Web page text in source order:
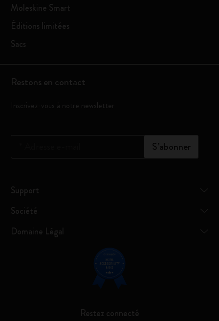
Moleskine Smart
Éditions limitées
Sacs
Restons en contact
Inscrivez-vous à notre newsletter
S’abonner
Support
Société
Domaine Légal
Restez connecté